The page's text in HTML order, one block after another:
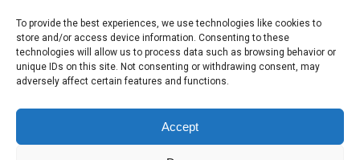
To provide the best experiences, we use technologies like cookies to
store and/or access device information. Consenting to these
technologies will allow us to process data such as browsing behavior or
unique IDs on this site. Not consenting or withdrawing consent, may
adversely affect certain features and functions.
Accept